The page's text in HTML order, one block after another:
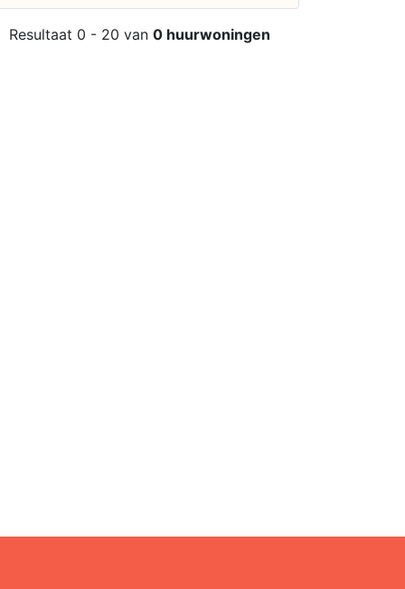
Resultaat 0 - 20 van 0 huurwoningen